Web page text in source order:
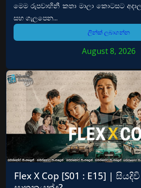
මෙම රුපවාහිනී කතා මාලා කොටසට
සහ ගැලපෙන...
ලින්ක් ලබාගන්න
August 8, 2026
Flex X Cop [S01 : E15] |